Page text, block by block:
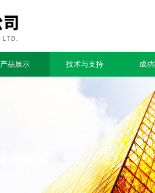
产品展示 技术与支持 成功